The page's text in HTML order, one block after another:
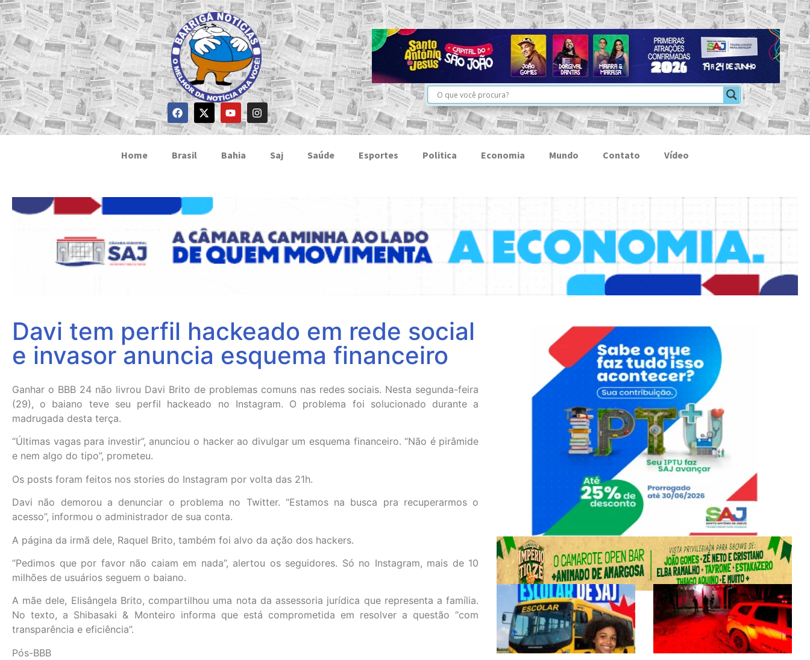
Home Brasil Bahia Saj Saúde Esportes Politica Economia Mundo Contato Vídeo
Davi tem perfil hackeado em rede social
e invasor anuncia esquema financeiro
Ganhar o BBB 24 não livrou Davi Brito de problemas comuns nas redes sociais. Nesta segunda-feira
(29), o baiano teve seu perfil hackeado no Instagram. O problema foi solucionado durante a
madrugada desta terça.
“Últimas vagas para investir”, anunciou o hacker ao divulgar um esquema financeiro. “Não é pirâmide
e nem algo do tipo”, prometeu.
Os posts foram feitos nos stories do Instagram por volta das 21h.
Davi não demorou a denunciar o problema no Twitter. “Estamos na busca pra recuperarmos o
acesso”, informou o administrador de sua conta.
A página da irmã dele, Raquel Brito, também foi alvo da ação dos hackers.
“Pedimos que por favor não caiam em nada”, alertou os seguidores. Só no Instagram, mais de 10
milhões de usuários seguem o baiano.
A mãe dele, Elisângela Brito, compartilhou uma nota da assessoria jurídica que representa a família.
No texto, a Shibasaki & Monteiro informa que está comprometida em resolver a questão “com
transparência e eficiência”.
Pós-BBB
Mais Notícias